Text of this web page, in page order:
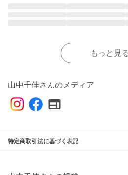
もっと見る
山中千佳さんのメディア
特定商取引法に基づく表記